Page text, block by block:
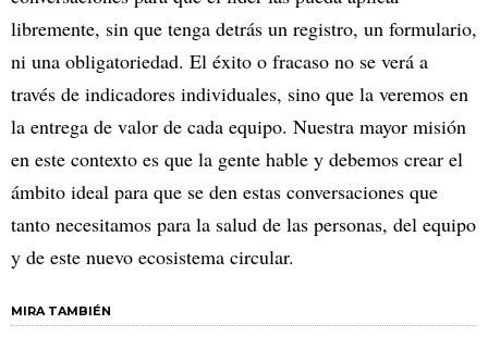
libremente, sin que tenga detrás un registro, un formulario,
ni una obligatoriedad. El éxito o fracaso no se verá a
través de indicadores individuales, sino que la veremos en
la entrega de valor de cada equipo. Nuestra mayor misión
en este contexto es que la gente hable y debemos crear el
ámbito ideal para que se den estas conversaciones que
tanto necesitamos para la salud de las personas, del equipo
y de este nuevo ecosistema circular.
MIRA TAMBIÉN